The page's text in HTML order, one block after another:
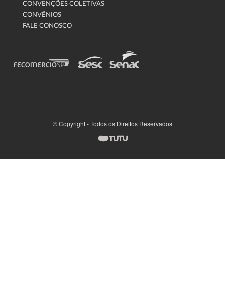
CONVENÇÕES COLETIVAS
CONVÊNIOS
FALE CONOSCO
© Copyright - Todos os Direitos Reservados